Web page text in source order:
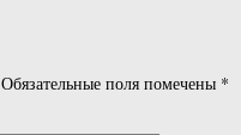
Обязательные поля помечены *